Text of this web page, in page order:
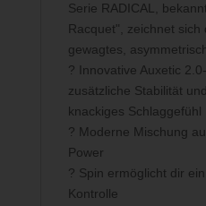
Serie RADICAL,
Racquet", zeichnet sich
gewagtes,
? Innovative Auxetic
zusätzliche Stabilität
knackiges Schlaggefühl
? Moderne Mischung
Power
? Spin ermöglicht dir
Kontrolle